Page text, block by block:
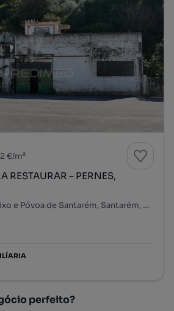
€/m²
RESTAURAR – PERNES,
Achete, Azoia de Baixo e Póvoa de Santarém, Santarém, Santarém
perfeito?